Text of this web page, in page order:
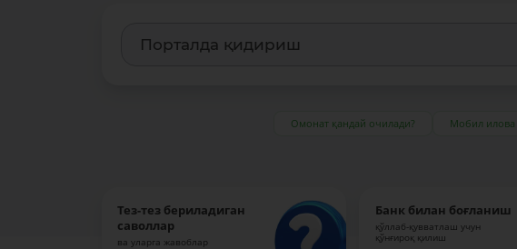
Омонат қандай очилади? Мобил илова
Тез-тез бериладиган
саволлар
ва уларга жавоблар
Банк билан боғланиш
қўллаб-қувватлаш учун
қўнғироқ қилиш